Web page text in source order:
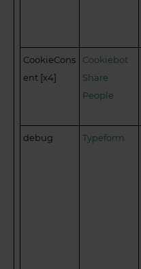
CookieCons
ent [x4]
Cookiebot
Share
People
debug Typeform